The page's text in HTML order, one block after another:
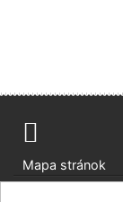
Mapa stránok